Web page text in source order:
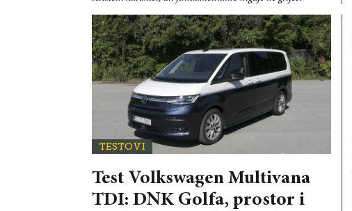
TESTOVI
Test Volkswagen Multivana
TDI: DNK Golfa, prostor i